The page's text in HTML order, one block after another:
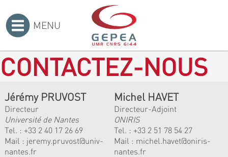
MENU
CONTACTEZ-NOUS
Jérémy PRUVOST
Directeur
Université de Nantes
Tel. : +33 2 40 17 26 69
Mail : jeremy.pruvost@univ-
nantes.fr
Michel HAVET
Directeur-Adjoint
ONIRIS
Tel. : +33 2 51 78 54 27
Mail : michel.havet@oniris-
nantes.fr